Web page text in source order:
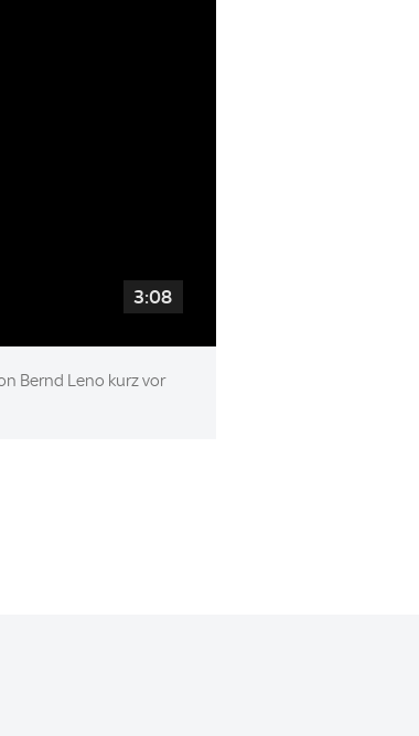
3:08
Bernd Leno kurz vor